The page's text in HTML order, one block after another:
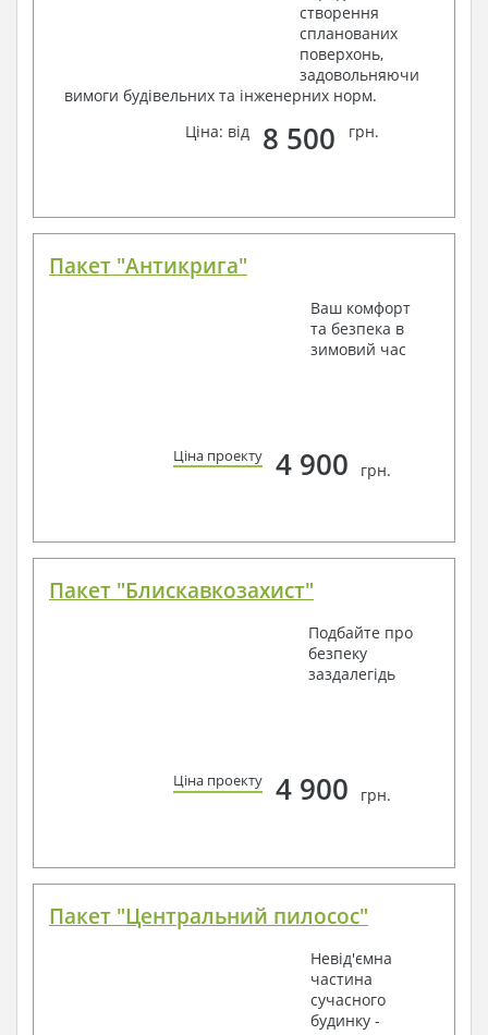
створення
спланованих
поверхонь,
задовольняючи
вимоги будівельних та інженерних норм.
Ціна: від
8 500 грн.
Пакет "Антикрига"
Ваш комфорт
та безпека в
зимовий час
Ціна проекту 4 900 грн.
Пакет "Блискавкозахист"
Подбайте про
безпеку
заздалегідь
Ціна проекту 4 900 грн.
Пакет "Центральний пилосос"
Невід'ємна
частина
сучасного
будинку -